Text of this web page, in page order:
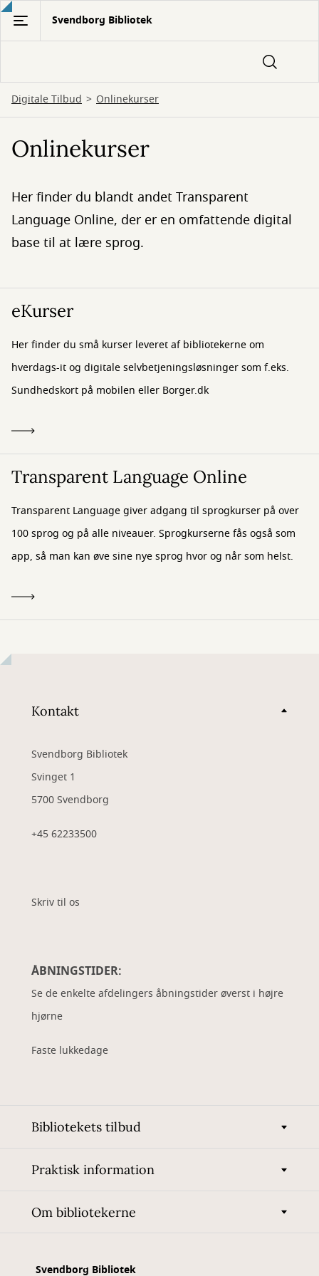
Gå
hovedindhold
Svendborg Bibliotek
Digitale Tilbud Onlinekurser
Onlinekurser
Her finder du blandt andet Transparent
Language Online, der er en omfattende digital
base til at lære sprog.
eKurser
Her finder du små kurser leveret af bibliotekerne om
hverdags-it og digitale selvbetjeningsløsninger som f.eks.
Sundhedskort på mobilen eller Borger.dk
Transparent Language Online
Transparent Language giver adgang til sprogkurser på over
100 sprog og på alle niveauer. Sprogkurserne fås også som
app, så man kan øve sine nye sprog hvor og når som helst.
Kontakt
Svendborg Bibliotek
Svinget 1
5700 Svendborg
+45 62233500
Skriv til os
ÅBNINGSTIDER:
Se de enkelte afdelingers åbningstider øverst i højre
hjørne
Faste lukkedage
Bibliotekets tilbud
Praktisk information
Om bibliotekerne
Svendborg Bibliotek